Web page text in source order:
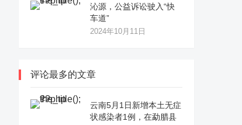
沁源，公益诉讼驶入“快
车道”
2024年10月11日
评论最多的文章
云南5月1日新增本土无症
状感染者1例，在勐腊县